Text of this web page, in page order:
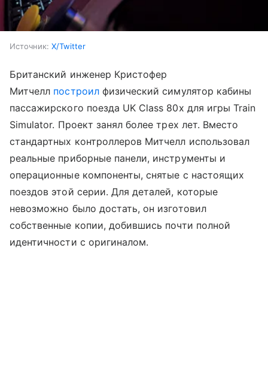
Источник: X/Twitter
Британский инженер Кристофер
Митчелл построилфизический симулятор кабины
пассажирского поезда UK Class 80x для игры Train
Simulator. Проект занял более трех лет. Вместо
стандартных контроллеров Митчелл использовал
реальные приборные панели, инструменты и
операционные компоненты, снятые с настоящих
поездов этой серии. Для деталей, которые
невозможно было достать, он изготовил
собственные копии, добившись почти полной
идентичности с оригиналом.